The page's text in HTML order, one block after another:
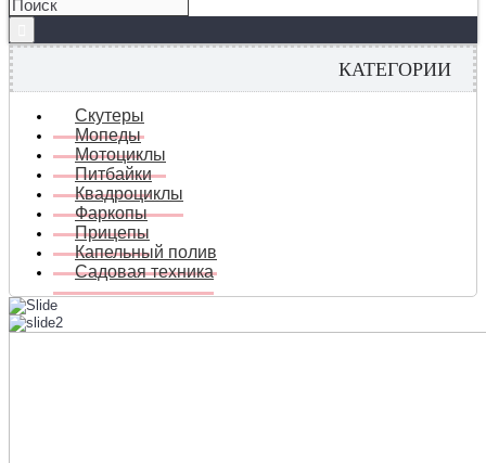
КАТЕГОРИИ
Скутеры
Мопеды
Мотоциклы
Питбайки
Квадроциклы
Фаркопы
Прицепы
Капельный полив
Садовая техника